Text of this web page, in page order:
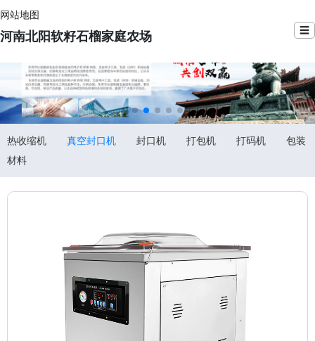
网站地图
河南北阳软籽石榴家庭农场 ☰
热收缩机 真空封口机 封口机 打包机 打码机
包装
材料